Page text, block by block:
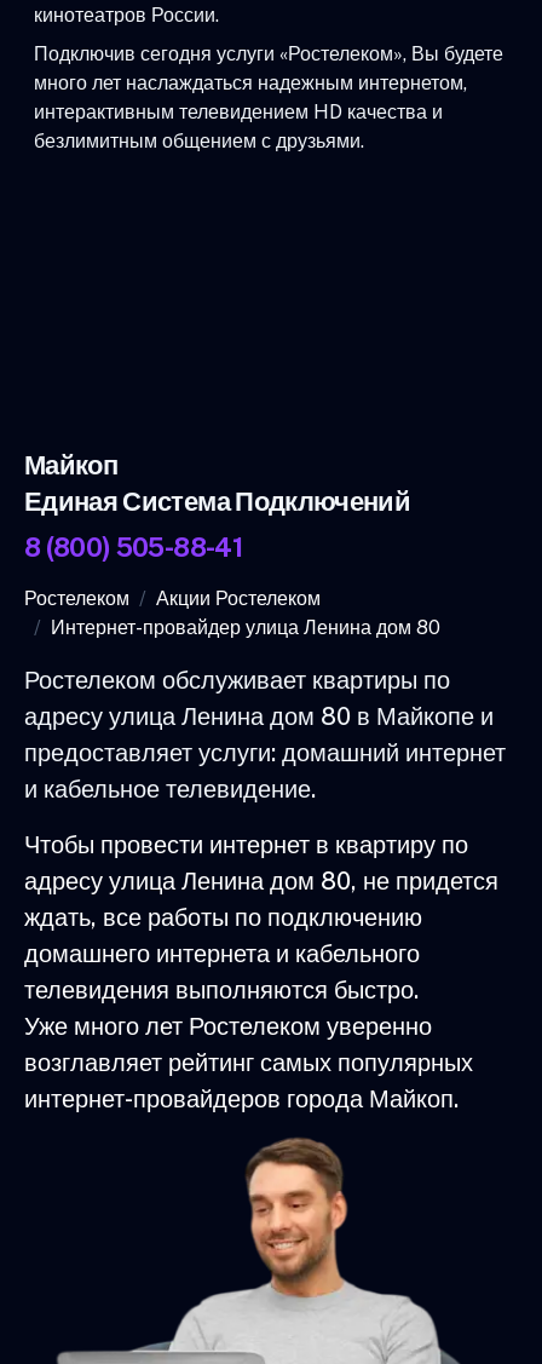
кинотеатров России.
Подключив сегодня услуги «Ростелеком», Вы будете
много лет наслаждаться надежным интернетом,
интерактивным телевидением HD качества и
безлимитным общением с друзьями.
Майкоп
Единая Система Подключений
8 (800) 505-88-41
Ростелеком
Акции Ростелеком
Интернет-провайдер улица Ленина дом 80
Ростелеком обслуживает квартиры по
адресу улица Ленина дом 80 в Майкопе и
предоставляет услуги: домашний интернет
и кабельное телевидение.
Чтобы провести интернет в квартиру по
адресу улица Ленина дом 80, не придется
ждать, все работы по подключению
домашнего интернета и кабельного
телевидения выполняются быстро.
Уже много лет Ростелеком уверенно
возглавляет рейтинг самых популярных
интернет-провайдеров города Майкоп.